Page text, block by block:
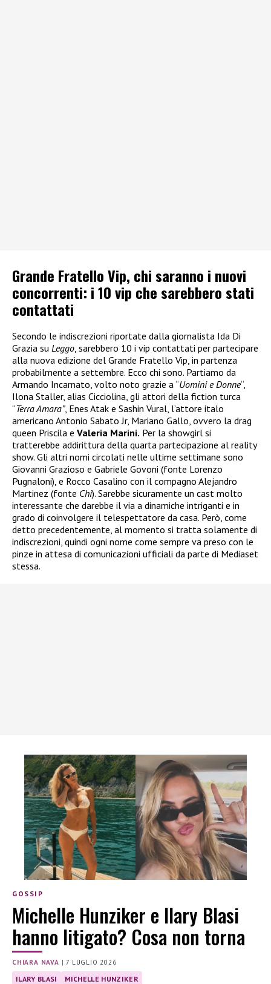
Grande Fratello Vip, chi saranno i nuovi
concorrenti: i 10 vip che sarebbero stati
contattati
Secondo le indiscrezioni riportate dalla giornalista Ida Di
Grazia su Leggo , sarebbero 10 i vip contattati per partecipare
alla nuova edizione del Grande Fratello Vip, in partenza
probabilmente a settembre. Ecco chi sono. Partiamo da
Armando Incarnato, volto noto grazie a “Uomini e Donne“,
Ilona Staller, alias Cicciolina, gli attori della fiction turca
“Terra Amara”, Enes Atak e Sashin Vural, l’attore italo
americano Antonio Sabato Jr, Mariano Gallo, ovvero la drag
queen Priscila e Valeria Marini. Per la showgirl si
tratterebbe addirittura della quarta partecipazione al reality
show. Gli altri nomi circolati nelle ultime settimane sono
Giovanni Grazioso e Gabriele Govoni (fonte Lorenzo
Pugnaloni), e Rocco Casalino con il compagno Alejandro
Martinez (fonte Chi). Sarebbe sicuramente un cast molto
interessante che darebbe il via a dinamiche intriganti e in
grado di coinvolgere il telespettatore da casa. Però, come
detto precedentemente, al momento si tratta solamente di
indiscrezioni, quindi ogni nome come sempre va preso con le
pinze in attesa di comunicazioni ufficiali da parte di Mediaset
stessa.
GOSSIP
Michelle Hunziker e Ilary Blasi
hanno litigato? Cosa non torna
CHIARA NAVA |7 LUGLIO 2026
ILARY BLASI MICHELLE HUNZIKER